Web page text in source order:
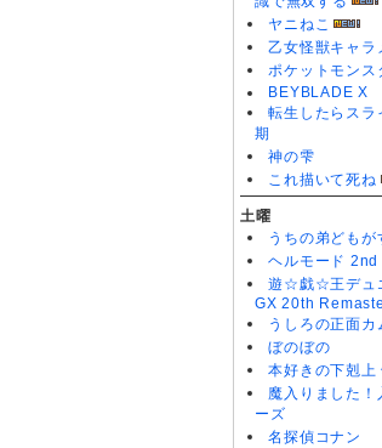
ヤニねこ
乙女怪獣キャラ
ポケットモンス
BEYBLADE X
転生したらスラ
期
神の雫
これ描いて死ね
土曜
うちの弟どもが
ヘルモード
遊☆戯☆王デュ
GX 20th
うしろの正面カ
ぼのぼの
本好きの下剋上
魔入りました！
ーズ
名探偵コナン